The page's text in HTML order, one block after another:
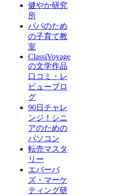
健やか研究
所
パパのため
の子育て教
室
ClassiVoyage
の文学作品
口コミ・レ
ビューブロ
グ
90日チャレ
ンジ！シニ
アのための
パソコン
転売マスタ
リー
エバーバ
ズ・マーケ
ティング研